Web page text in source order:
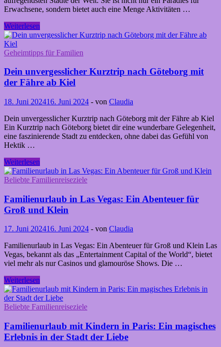
Erwachsene, sondern bietet auch eine Menge Aktivitäten …
New
York
mit
Kindern:
ultimative
Familienguide
für
Erlebnisse!
Weiterlesen
Geheimtipps für Familien
Dein unvergesslicher Kurztrip nach Göteborg mit
der Fähre ab Kiel
18. Juni 202416. Juni 2024 - von Claudia
Dein unvergesslicher Kurztrip nach Göteborg mit der Fähre ab Kiel
Ein Kurztrip nach Göteborg bietet dir eine wunderbare Gelegenheit,
eine faszinierende Stadt zu entdecken, ohne dabei das Gefühl von
Hektik …
Dein
unvergesslicher
Kurztrip
Göteborg
mit
der
ab
Kiel
Weiterlesen
Beliebte Familienreiseziele
Familienurlaub in Las Vegas: Ein Abenteuer für
Groß und Klein
17. Juni 202416. Juni 2024 - von Claudia
Familienurlaub in Las Vegas: Ein Abenteuer für Groß und Klein Las
Vegas, bekannt als das „Entertainment Capital of the World“, bietet
viel mehr als nur Casinos und glamouröse Shows. Die …
Familienurlaub
in
Las
Vegas:
Abenteuer
für
Groß
Weiterlesen
Beliebte Familienreiseziele
Familienurlaub mit Kindern in Paris: Ein magisches
Erlebnis in der Stadt der Liebe